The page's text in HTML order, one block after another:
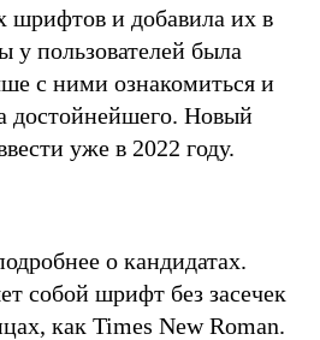
шрифтов и добавила их в
у пользователей была
с ними ознакомиться и
достойнейшего. Новый
уже в 2022 году.
о кандидатах.
собой шрифт без засечек
как Times New Roman.